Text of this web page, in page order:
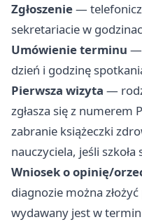
Zgłoszenie—
sekretariacie w
Umówienie terminu —
dzień i godzinę
Pierwsza wizyta —
zgłasza się z numerem
zabranie książeczki
nauczyciela, jeśli
Wniosek o opinię/
diagnozie można
wydawany jest w